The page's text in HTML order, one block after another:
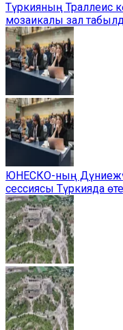
Түркияның
мозаикалы зал
ЮНЕСКО-ның
сессиясы Түркияда